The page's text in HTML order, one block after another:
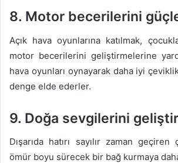
8. Motor becerilerini
Açık hava oyunlarına katılmak,
motor becerilerini geliştirmelerine
hava oyunları oynayarak daha iyi
denge elde ederler.
9. Doğa sevgilerini
Dışarıda hatırı sayılır zaman
ömür boyu sürecek bir bağ kurmaya